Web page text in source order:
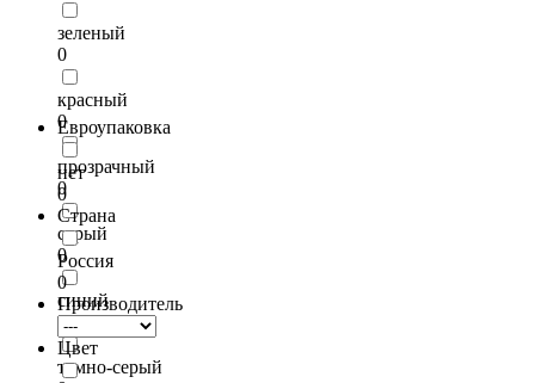
зеленый
0
красный
0
прозрачный
0
серый
0
синий
0
темно-серый
Евроупаковка
нет
0
Страна
Россия
0
Производитель
Цвет